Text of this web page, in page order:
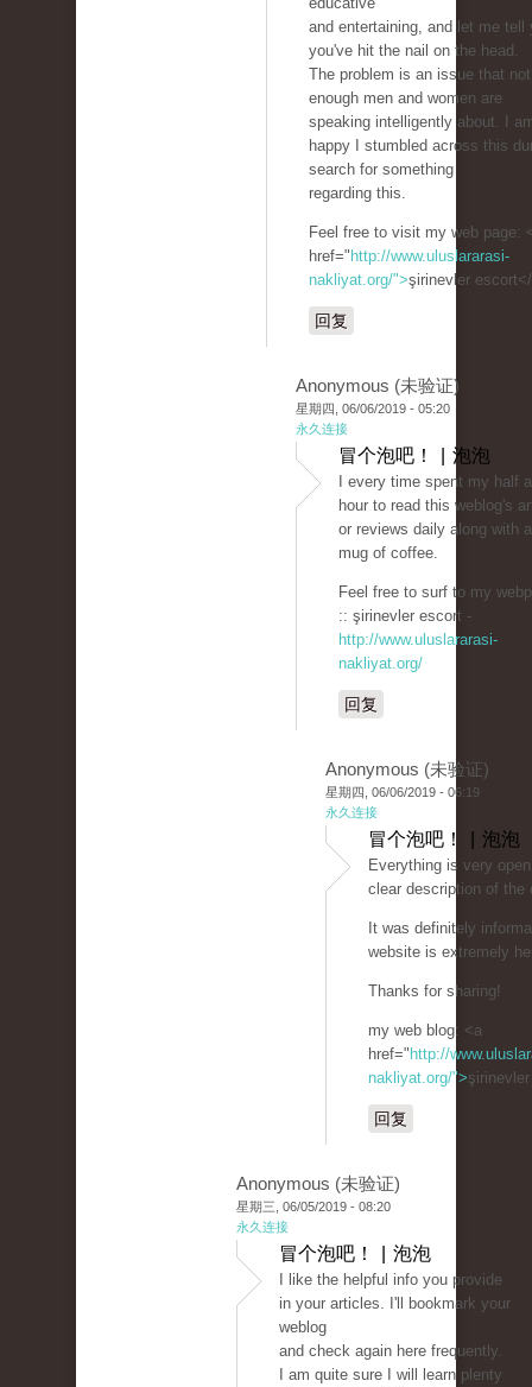
and entertaining, and let me tell
you've hit the nail on the head.
The problem is an issue that not
enough men and women are
speaking intelligently about. I
happy I stumbled across this
search for something
regarding this.
Feel free to visit my web page:
href=" http://www.uluslararasi-
nakliyat.org/">şirinevler
回复
Anonymous (未验证)
星期四, 06/06/2019 - 05:20
永久连接
冒个泡吧！ | 泡泡
I every time spent my half
hour to read this weblog's
or reviews daily along with a
mug of coffee.
Feel free to surf to my
:: şirinevler escort -
http://www.uluslararasi-
nakliyat.org/
回复
Anonymous (未验证)
星期四, 06/06/2019 - 06:19
永久连接
冒个泡吧！ | 泡泡
Everything is very
clear description of the
It was definitely
website is extremely
Thanks for sharing!
my web blog: <a
href=" http://
nakliyat.org/">
回复
Anonymous (未验证)
星期三, 06/05/2019 - 08:20
永久连接
冒个泡吧！ | 泡泡
I like the helpful info you provide
in your articles. I'll bookmark your
weblog
and check again here frequently.
I am quite sure I will learn plenty